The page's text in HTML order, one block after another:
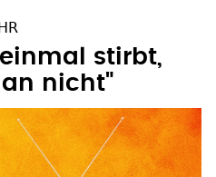
stirbt,
nicht"